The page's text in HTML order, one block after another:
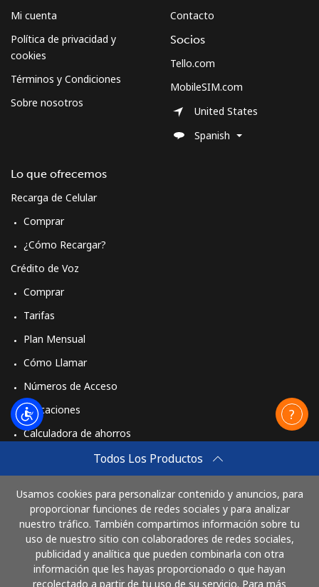
Todos Los Productos
Usamos cookies para personalizar contenido y anuncios, para
proporcionar funciones de redes sociales y para analizar
nuestro tráfico. También compartimos información sobre tu
uso de nuestro sitio con colaboradores de redes sociales,
publicidad y analítica que pueden combinarla con otra
información que les hayas proporcionado o que hayan
recolectado a partir de tu uso de su servicio. Para más
Mi cuenta
Política de privacidad y
cookies
Términos y Condiciones
Sobre nosotros
Lo que ofrecemos
Recarga de Celular
Comprar
¿Cómo Recargar?
Crédito de Voz
Comprar
Tarifas
Plan Mensual
Cómo Llamar
Números de Acceso
Aplicaciones
Calculadora de ahorros
Comprar
Cómo funciona
Contacto
Socios
Tello.com
MobileSIM.com
United States
Spanish
Paga con